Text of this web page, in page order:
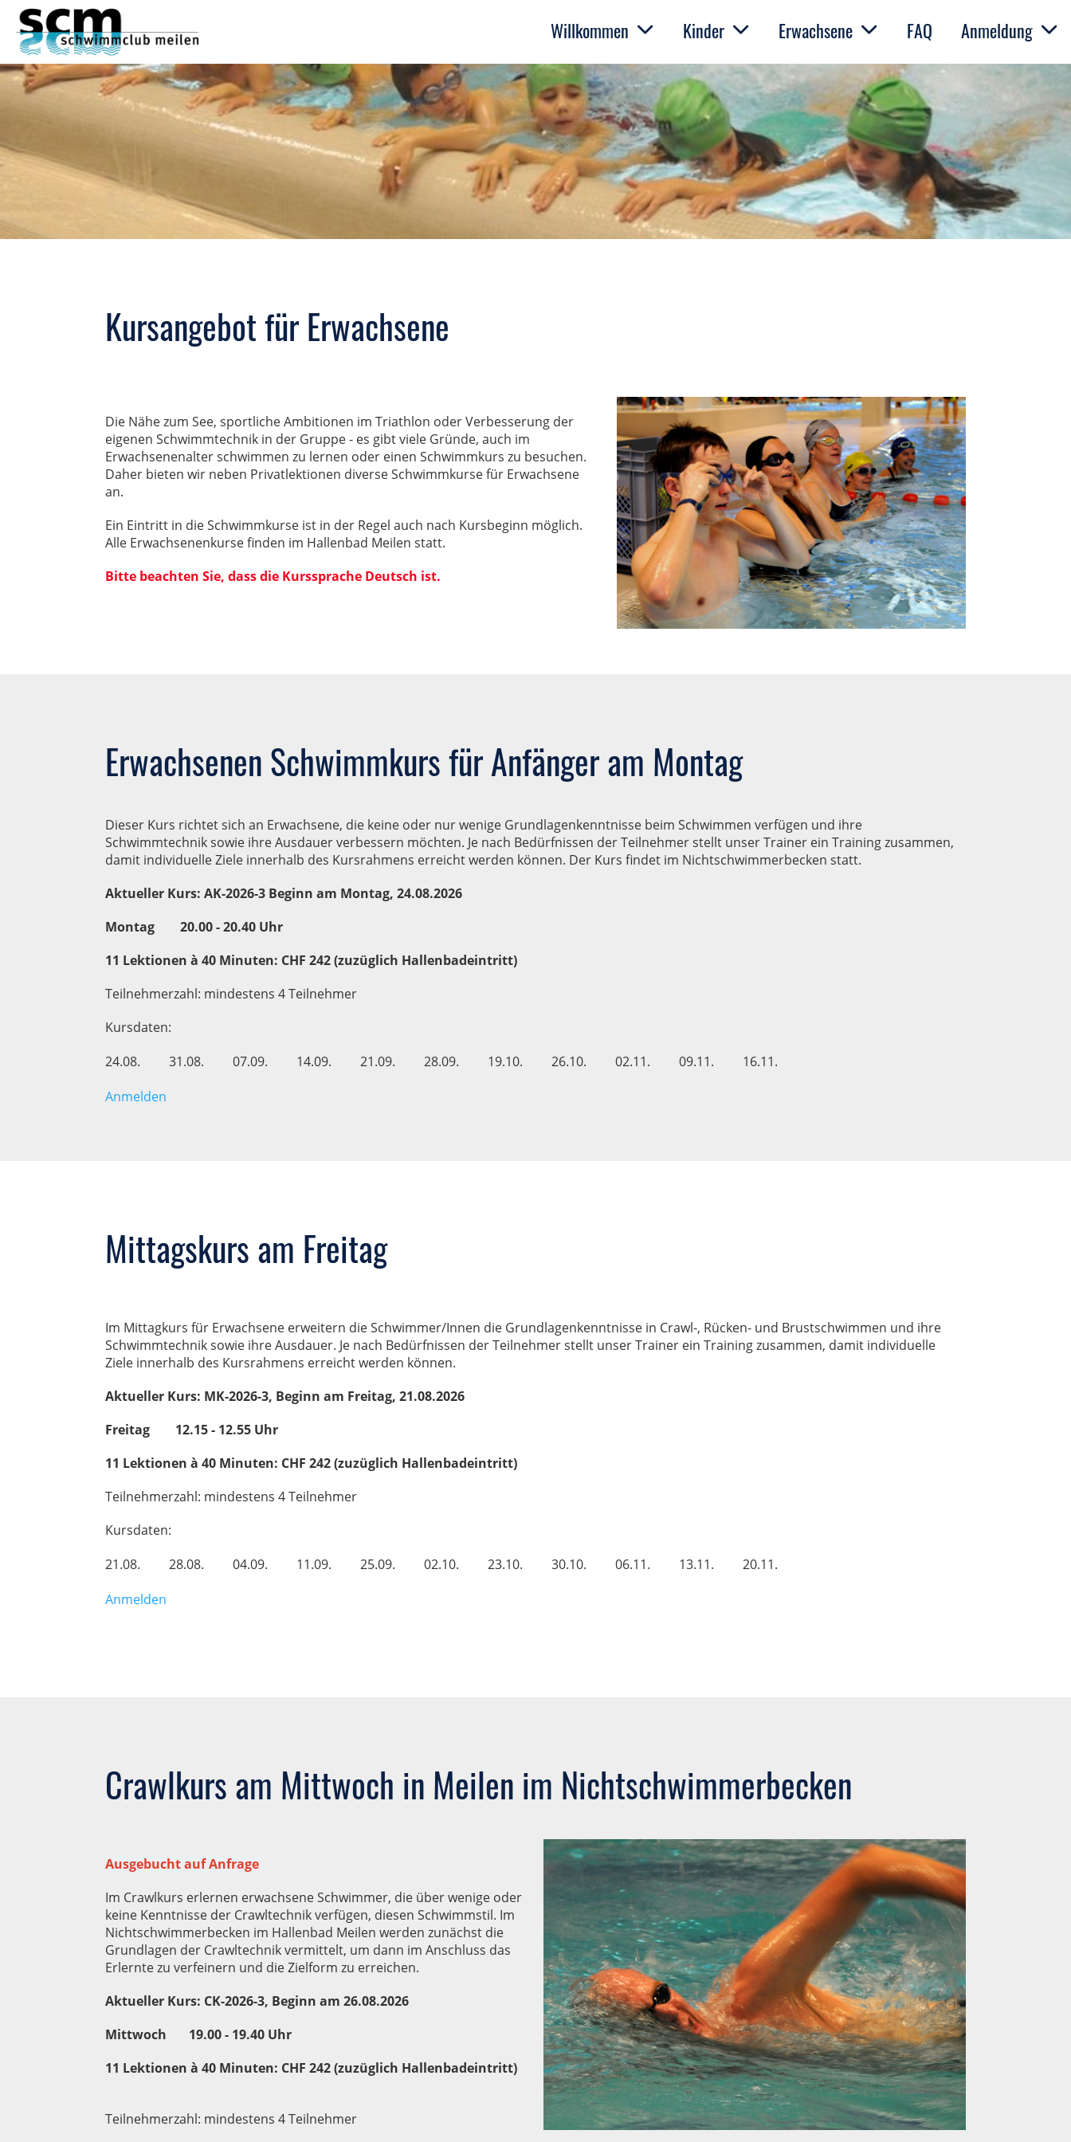
Willkommen Kinder Erwachsene FAQ Anmeldung
Kursangebot für Erwachsene
Die Nähe zum See, sportliche Ambitionen im Triathlon oder Verbesserung der
eigenen Schwimmtechnik in der Gruppe - es gibt viele Gründe, auch im
Erwachsenenalter schwimmen zu lernen oder einen Schwimmkurs zu besuchen.
Daher bieten wir neben Privatlektionen diverse Schwimmkurse für Erwachsene
an.
Ein Eintritt in die Schwimmkurse ist in der Regel auch nach Kursbeginn möglich.
Alle Erwachsenenkurse finden im Hallenbad Meilen statt.
Bitte beachten Sie, dass die Kurssprache Deutsch ist.
Erwachsenen Schwimmkurs für Anfänger am Montag
Dieser Kurs richtet sich an Erwachsene, die keine oder nur wenige Grundlagenkenntnisse beim Schwimmen verfügen und ihre
Schwimmtechnik sowie ihre Ausdauer verbessern möchten. Je nach Bedürfnissen der Teilnehmer stellt unser Trainer ein Training zusammen,
damit individuelle Ziele innerhalb des Kursrahmens erreicht werden können. Der Kurs findet im Nichtschwimmerbecken statt.
Aktueller Kurs: AK-2026-3 Beginn am Montag, 24.08.2026
Montag 20.00 - 20.40 Uhr
11 Lektionen à 40 Minuten: CHF 242 (zuzüglich Hallenbadeintritt)
Teilnehmerzahl: mindestens 4 Teilnehmer
Kursdaten:
24.08.
31.08. 07.09. 14.09. 21.09. 28.09. 19.10. 26.10. 02.11. 09.11.
16.11.
Anmelden
Mittagskurs am Freitag
Im Mittagkurs für Erwachsene erweitern die Schwimmer/Innen die Grundlagenkenntnisse in Crawl-, Rücken- und Brustschwimmen und ihre
Schwimmtechnik sowie ihre Ausdauer. Je nach Bedürfnissen der Teilnehmer stellt unser Trainer ein Training zusammen, damit individuelle
Ziele innerhalb des Kursrahmens erreicht werden können.
Aktueller Kurs: MK-2026-3, Beginn am Freitag, 21.08.2026
Freitag 12.15 - 12.55 Uhr
11 Lektionen à 40 Minuten: CHF 242 (zuzüglich Hallenbadeintritt)
Teilnehmerzahl: mindestens 4 Teilnehmer
Kursdaten:
21.08.
28.08. 04.09. 11.09. 25.09. 02.10. 23.10. 30.10. 06.11. 13.11.
20.11.
Anmelden
Crawlkurs am Mittwoch in Meilen im Nichtschwimmerbecken
Ausgebucht auf Anfrage
Im Crawlkurs erlernen erwachsene Schwimmer, die über wenige oder
keine Kenntnisse der Crawltechnik verfügen, diesen Schwimmstil. Im
Nichtschwimmerbecken im Hallenbad Meilen werden zunächst die
Grundlagen der Crawltechnik vermittelt, um dann im Anschluss das
Erlernte zu verfeinern und die Zielform zu erreichen.
Aktueller Kurs: CK-2026-3, Beginn am 26.08.2026
Mittwoch 19.00 - 19.40 Uhr
11 Lektionen à 40 Minuten: CHF 242 (zuzüglich Hallenbadeintritt)
Teilnehmerzahl: mindestens 4 Teilnehmer